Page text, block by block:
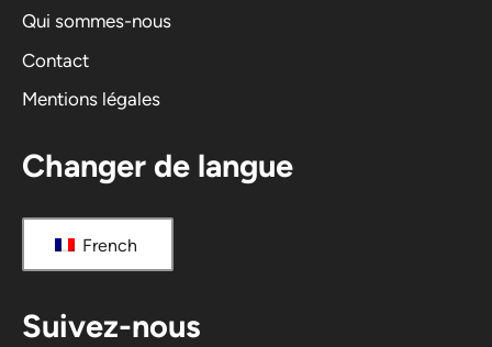
i
e
:
Qui sommes-nous
Contact
Mentions légales
Changer de langue
French
Suivez-nous